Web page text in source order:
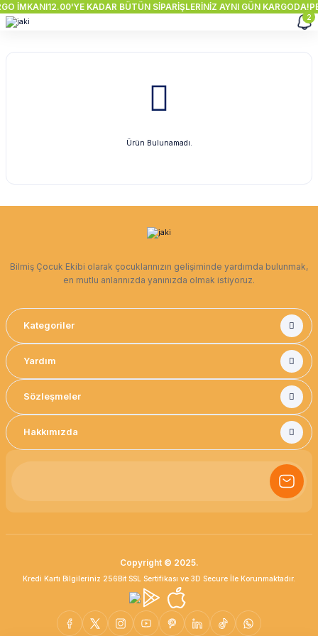
İMKANI12.00'YE KADAR BÜTÜN SİPARİŞLERİNİZ AYNI GÜN KARGODA!
2
Ürün Bulunamadı.
Bilmiş Çocuk Ekibi olarak çocuklarınızın gelişiminde yardımda bulunmak,
en mutlu anlarınızda yanınızda olmak istiyoruz.
Kategoriler
Yardım
Sözleşmeler
Hakkımızda
Copyright © 2025.
Kredi Kartı Bilgileriniz 256Bit SSL Sertifikası ve 3D Secure İle Korunmaktadır.